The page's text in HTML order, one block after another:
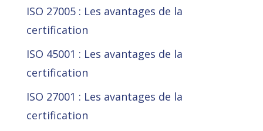
ISO 27005 : Les avantages de la
certification
ISO 45001 : Les avantages de la
certification
ISO 27001 : Les avantages de la
certification